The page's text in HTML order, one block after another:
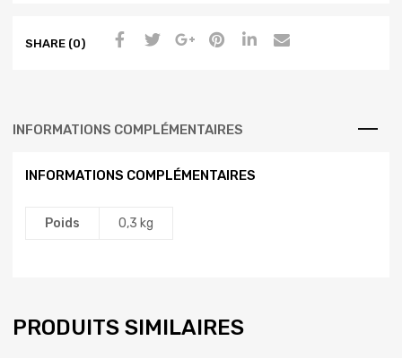
SHARE (0)
INFORMATIONS COMPLÉMENTAIRES
INFORMATIONS COMPLÉMENTAIRES
Poids 0,3 kg
PRODUITS SIMILAIRES